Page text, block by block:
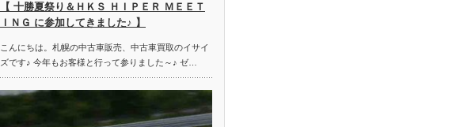
【 十勝夏祭り＆ＨＫＳ ＨＩＰＥＲ ＭＥＥＴ
ＩＮＧ に参加してきました♪ 】
こんにちは。札幌の中古車販売、中古車買取のイサイ
ズです♪ 今年もお客様と行って参りました～♪ ゼ…